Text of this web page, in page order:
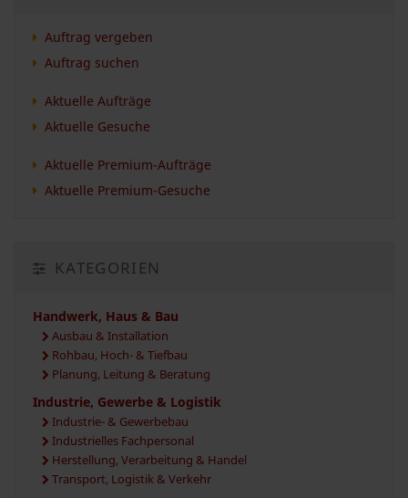
Auftrag vergeben
Auftrag suchen
Aktuelle Aufträge
Aktuelle Gesuche
Aktuelle Premium-Aufträge
Aktuelle Premium-Gesuche
KATEGORIEN
Handwerk, Haus & Bau
Ausbau & Installation
Rohbau, Hoch- & Tiefbau
Planung, Leitung & Beratung
Industrie, Gewerbe & Logistik
Industrie- & Gewerbebau
Industrielles Fachpersonal
Herstellung, Verarbeitung & Handel
Transport, Logistik & Verkehr